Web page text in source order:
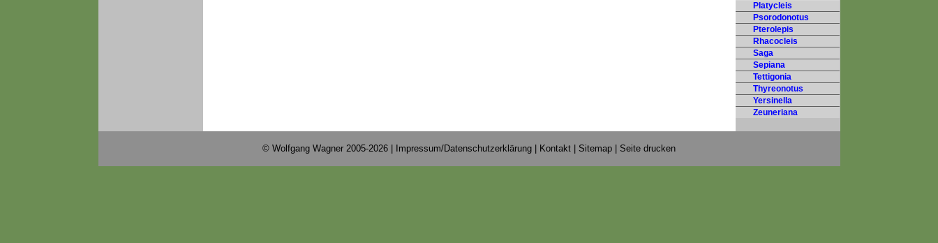
Platycleis
Psorodonotus
Pterolepis
Rhacocleis
Saga
Sepiana
Tettigonia
Thyreonotus
Yersinella
Zeuneriana
© Wolfgang Wagner 2005-2026 | Impressum/Datenschutzerklärung Kontakt Sitemap Seite drucken